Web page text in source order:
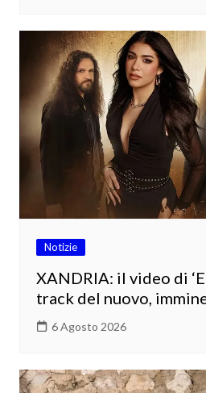
Notizie
XANDRIA: il video di
track del nuovo,
6 Agosto 2026